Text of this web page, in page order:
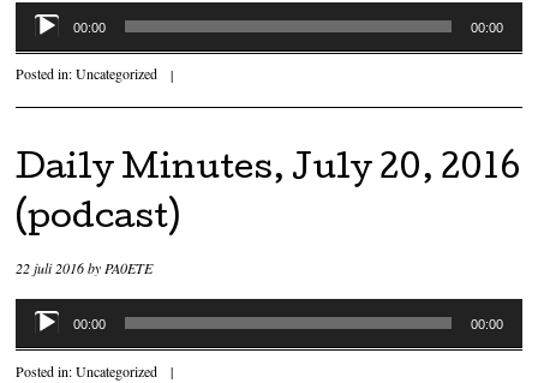
Audiospeler
00:00 00:00
Posted in:Uncategorized |
Daily Minutes, July 20, 2016
(podcast)
22 juli 2016byPA0ETE
Audiospeler
00:00 00:00
Posted in:Uncategorized |